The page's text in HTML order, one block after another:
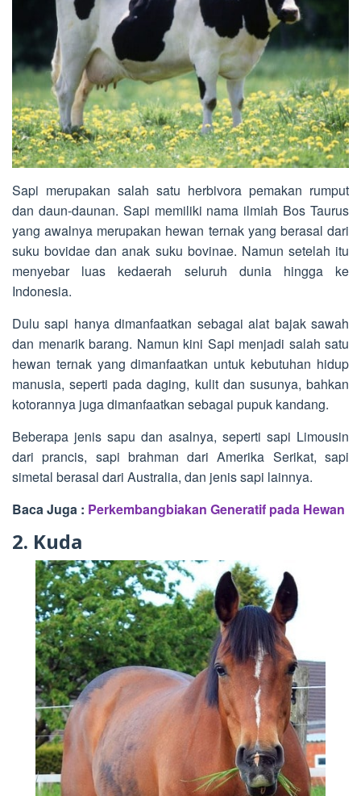
Sapi merupakan salah satu herbivora pemakan rumput
dan daun-daunan. Sapi memiliki nama ilmiah Bos Taurus
yang awalnya merupakan hewan ternak yang berasal dari
suku bovidae dan anak suku bovinae. Namun setelah itu
menyebar luas kedaerah seluruh dunia hingga ke
Indonesia.
Dulu sapi hanya dimanfaatkan sebagai alat bajak sawah
dan menarik barang. Namun kini Sapi menjadi salah satu
hewan ternak yang dimanfaatkan untuk kebutuhan hidup
manusia, seperti pada daging, kulit dan susunya, bahkan
kotorannya juga dimanfaatkan sebagai pupuk kandang.
Beberapa jenis sapu dan asalnya, seperti sapi Limousin
dari prancis, sapi brahman dari Amerika Serikat, sapi
simetal berasal dari Australia, dan jenis sapi lainnya.
Baca Juga : Perkembangbiakan Generatif pada Hewan
2. Kuda